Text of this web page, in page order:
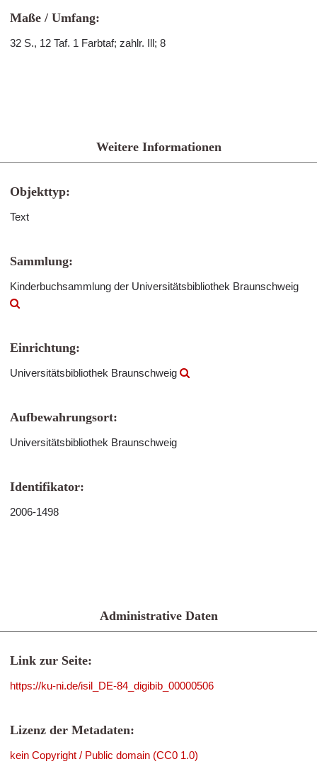
Maße / Umfang:
32 S., 12 Taf. 1 Farbtaf; zahlr. Ill; 8
Weitere Informationen
Objekttyp:
Text
Sammlung:
Kinderbuchsammlung der Universitätsbibliothek Braunschweig
Einrichtung:
Universitätsbibliothek Braunschweig
Aufbewahrungsort:
Universitätsbibliothek Braunschweig
Identifikator:
2006-1498
Administrative Daten
Link zur Seite:
https://ku-ni.de/isil_DE-84_digibib_00000506
Lizenz der Metadaten:
kein Copyright / Public domain (CC0 1.0)